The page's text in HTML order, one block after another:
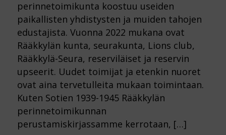
perinnetoimikunta koostuu useiden
paikallisten yhdistysten ja muiden tahojen
edustajista. Vuonna 2022 mukana ovat
Rääkkylän kunta, seurakunta, Lions club,
Rääkkylä-Seura, reserviläiset ja reservin
upseerit. Uudet toimijat ja etenkin nuoret
ovat aina tervetulleita mukaan toimintaan.
Kuten Sotien 1939-1945 Rääkkylän
perinnetoimikunnan
perustamiskirjassamme kerrotaan, […]